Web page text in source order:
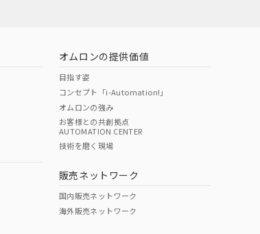
O
オムロンの提供価値
目指す姿
コンセプト「i-Automation!」
オムロンの強み
お客様との共創拠点
AUTOMATION CENTER
技術を磨く現場
販売ネットワーク
国内販売ネットワーク
海外販売ネットワーク